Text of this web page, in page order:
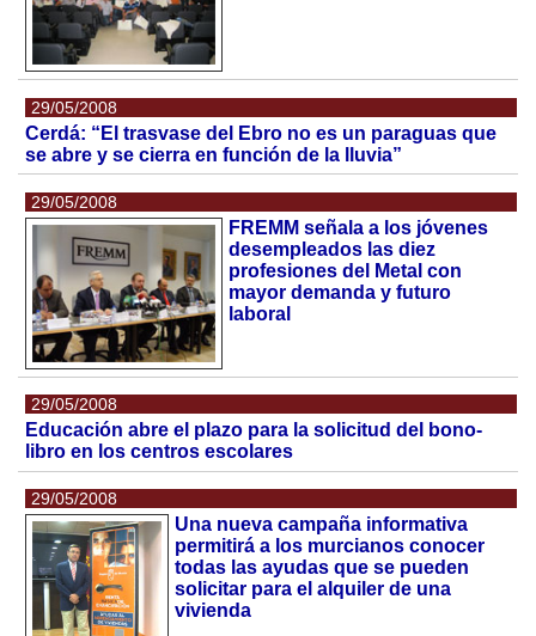
29/05/2008
Cerdá: “El trasvase del Ebro no es un paraguas que
se abre y se cierra en función de la lluvia”
29/05/2008
FREMM señala a los jóvenes
desempleados las diez
profesiones del Metal con
mayor demanda y futuro
laboral
29/05/2008
Educación abre el plazo para la solicitud del bono-
libro en los centros escolares
29/05/2008
Una nueva campaña informativa
permitirá a los murcianos conocer
todas las ayudas que se pueden
solicitar para el alquiler de una
vivienda